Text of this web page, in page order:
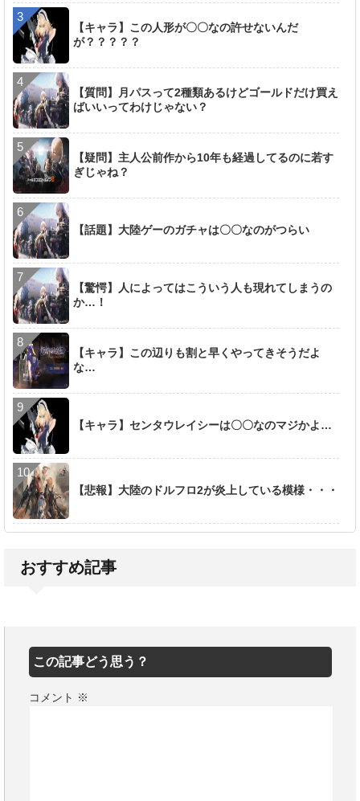
【キャラ】この人形が〇〇なの許せないんだ
が？？？？？
【質問】月パスって2種類あるけどゴールドだけ買え
ばいいってわけじゃない？
【疑問】主人公前作から10年も経過してるのに若す
ぎじゃね？
【話題】大陸ゲーのガチャは〇〇なのがつらい
【驚愕】人によってはこういう人も現れてしまうの
か…！
【キャラ】この辺りも割と早くやってきそうだよ
な…
【キャラ】センタウレイシーは〇〇なのマジかよ…
【悲報】大陸のドルフロ2が炎上している模様・・・
おすすめ記事
この記事どう思う？
コメント ※